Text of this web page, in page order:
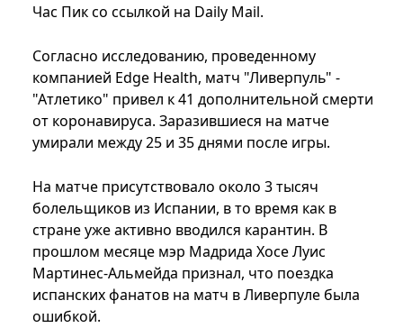
Час Пик со ссылкой на Daily Mail.
Согласно исследованию, проведенному
компанией Edge Health, матч "Ливерпуль" -
"Атлетико" привел к 41 дополнительной смерти
от коронавируса. Заразившиеся на матче
умирали между 25 и 35 днями после игры.
На матче присутствовало около 3 тысяч
болельщиков из Испании, в то время как в
стране уже активно вводился карантин. В
прошлом месяце мэр Мадрида Хосе Луис
Мартинес-Альмейда признал, что поездка
испанских фанатов на матч в Ливерпуле была
ошибкой.